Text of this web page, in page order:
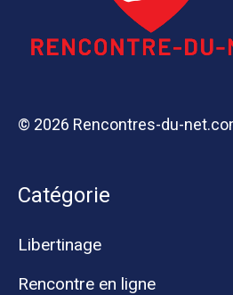
© 2026 Rencontres-du-
Catégorie
Libertinage
Rencontre en ligne